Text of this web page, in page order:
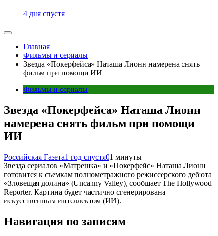
4 дня спустя
Главная
Фильмы и сериалы
Звезда «Покерфейса» Наташа Лионн намерена снять
фильм при помощи ИИ
Фильмы и сериалы
Звезда «Покерфейса» Наташа Лионн
намерена снять фильм при помощи
ИИ
Российская Газета1 год спустя01 минуты
Звезда сериалов «Матрешка» и «Покерфейс» Наташа Лионн
готовится к съемкам полнометражного режиссерского дебюта
«Зловещая долина» (Uncanny Valley), сообщает The Hollywood
Reporter. Картина будет частично сгенерирована
искусственным интеллектом (ИИ).
Навигация по записям